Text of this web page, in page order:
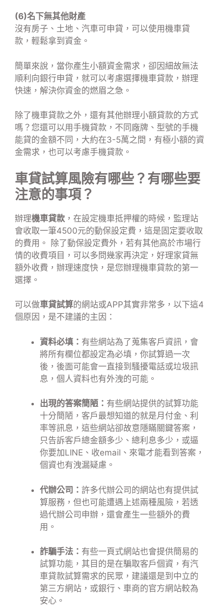
(6)名下無其他財產
沒有房子、土地、汽車可申貸，可以使用機車貸
款，輕鬆拿到資金。
簡單來說，當你產生小額資金需求，卻因細故無法
順利向銀行申貸，就可以考慮選擇機車貸款，辦理
快速，解決你資金的燃眉之急。
除了機車貸款之外，還有其他辦理小額貸款的方式
嗎？您還可以用手機貸款，不同廠牌、型號的手機
能貸的金額不同，大約在3-5萬之間，有極小額的資
金需求，也可以考慮手機貸款。
車貸試算風險有哪些？有哪些要
注意的事項？
辦理機車貸款 ，在設定機車抵押權的時候，監理站
會收取一筆4500元的動保設定費，這是固定要收取
的費用。 除了動保設定費外，若有其他高於市場行
情的收費項目，可以多問幾家再決定，好理家貸無
額外收費，辦理速度快，是您辦理機車貸款的第一
選擇。
可以做車貸試算的網站或APP其實非常多，以下這4
個原因，是不建議的主因：
資料必填： 有些網站為了蒐集客戶資訊，會
將所有欄位都設定為必填，你試算過一次
後，後面可能會一直接到騷擾電話或垃圾訊
息，個人資料也有外洩的可能。
出現的答案簡陋： 有些網站提供的試算功能
十分簡陋，客戶最想知道的就是月付金、利
率等訊息，這些網站卻故意隱瞞關鍵答案，
只告訴客戶總金額多少、總利息多少，或逼
你要加LINE、收email、來電才能看到答案，
個資也有洩漏疑慮。
代辦公司： 許多代辦公司的網站也有提供試
算服務，但也可能遭遇上述兩種風險，若透
過代辦公司申辦，還會產生一些額外的費
用。
詐騙手法： 有些一頁式網站也會提供簡易的
試算功能，其目的是在騙取客戶個資，有汽
車貸款試算需求的民眾，建議還是到中立的
第三方網站，或銀行、車商的官方網站較為
安心。